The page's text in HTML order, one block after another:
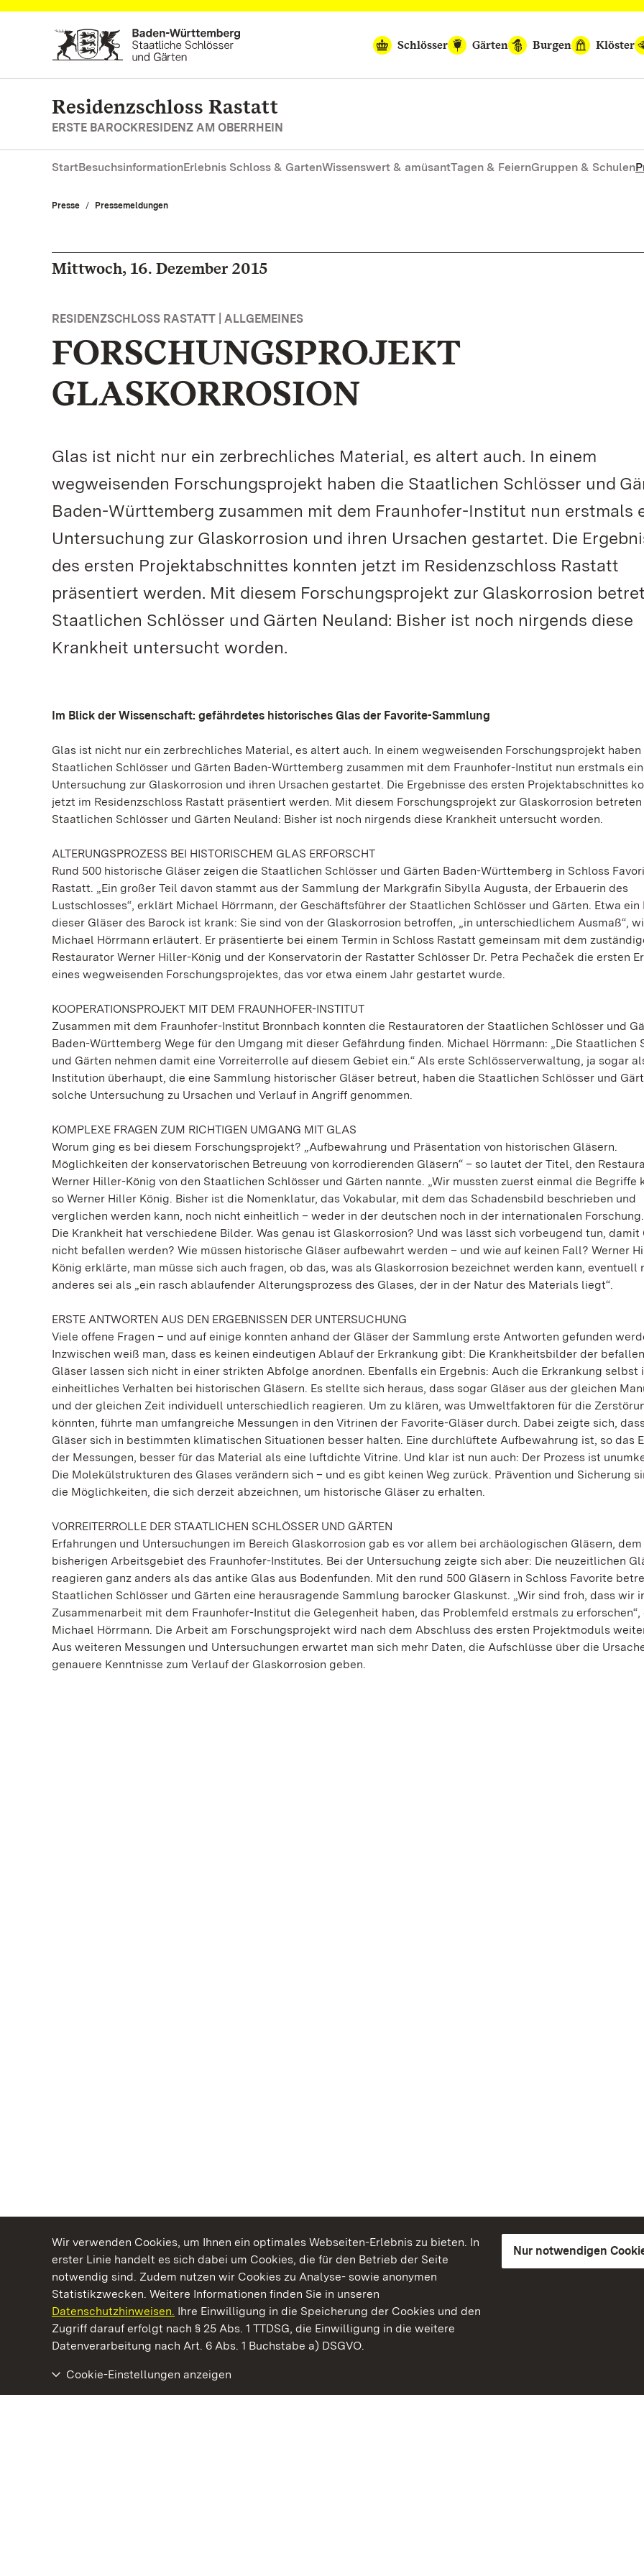
Wir verwenden Cookies, um Ihnen ein optimales Webseiten-Erlebnis zu bieten. In
erster Linie handelt es sich dabei um Cookies, die für den Betrieb der Seite
notwendig sind. Zudem nutzen wir Cookies zu Analyse- sowie anonymen
Statistikzwecken. Weitere Informationen finden Sie in unseren
Datenschutzhinweisen. Ihre Einwilligung in die Speicherung der Cookies und den
Zugriff darauf erfolgt nach § 25 Abs. 1 TTDSG, die Einwilligung in die weitere
Datenverarbeitung nach Art. 6 Abs. 1 Buchstabe a) DSGVO.
Nur notwendigen
Cookie-Einstellungen anzeigen
Zum Hauptinhalt springen
Schlösser
Gärten Burgen Klöster
Residenzschloss Rastatt
ERSTE BAROCKRESIDENZ AM OBERRHEIN
StartBesuchsinformationErlebnis Schloss & GartenWissenswert & amüsantTagen & FeiernGruppen & Schulen
Presse Pressemeldungen
Mittwoch, 16. Dezember 2015
RESIDENZSCHLOSS RASTATT | ALLGEMEINES
FORSCHUNGSPROJEKT
GLASKORROSION
Glas ist nicht nur ein zerbrechliches Material, es altert auch. In einem
wegweisenden Forschungsprojekt haben die Staatlichen Schlösser und
Baden-Württemberg zusammen mit dem Fraunhofer-Institut nun erstmals
Untersuchung zur Glaskorrosion und ihren Ursachen gestartet. Die
des ersten Projektabschnittes konnten jetzt im Residenzschloss Rastatt
präsentiert werden. Mit diesem Forschungsprojekt zur Glaskorrosion
Staatlichen Schlösser und Gärten Neuland: Bisher ist noch nirgends diese
Krankheit untersucht worden.
Im Blick der Wissenschaft: gefährdetes historisches Glas der Favorite-Sammlung
Glas ist nicht nur ein zerbrechliches Material, es altert auch. In einem wegweisenden Forschungsprojekt haben
Staatlichen Schlösser und Gärten Baden-Württemberg zusammen mit dem Fraunhofer-Institut nun erstmals
Untersuchung zur Glaskorrosion und ihren Ursachen gestartet. Die Ergebnisse des ersten Projektabschnittes
jetzt im Residenzschloss Rastatt präsentiert werden. Mit diesem Forschungsprojekt zur Glaskorrosion betreten
Staatlichen Schlösser und Gärten Neuland: Bisher ist noch nirgends diese Krankheit untersucht worden.
ALTERUNGSPROZESS BEI HISTORISCHEM GLAS ERFORSCHT
Rund 500 historische Gläser zeigen die Staatlichen Schlösser und Gärten Baden-Württemberg in Schloss
Rastatt. „Ein großer Teil davon stammt aus der Sammlung der Markgräfin Sibylla Augusta, der Erbauerin des
Lustschlosses“, erklärt Michael Hörrmann, der Geschäftsführer der Staatlichen Schlösser und Gärten. Etwa ein
dieser Gläser des Barock ist krank: Sie sind von der Glaskorrosion betroffen, „in unterschiedlichem Ausmaß“,
Michael Hörrmann erläutert. Er präsentierte bei einem Termin in Schloss Rastatt gemeinsam mit dem
Restaurator Werner Hiller-König und der Konservatorin der Rastatter Schlösser Dr. Petra Pechaček die ersten
eines wegweisenden Forschungsprojektes, das vor etwa einem Jahr gestartet wurde.
KOOPERATIONSPROJEKT MIT DEM FRAUNHOFER-INSTITUT
Zusammen mit dem Fraunhofer-Institut Bronnbach konnten die Restauratoren der Staatlichen Schlösser und
Baden-Württemberg Wege für den Umgang mit dieser Gefährdung finden. Michael Hörrmann: „Die Staatlichen
und Gärten nehmen damit eine Vorreiterrolle auf diesem Gebiet ein.“ Als erste Schlösserverwaltung, ja sogar
Institution überhaupt, die eine Sammlung historischer Gläser betreut, haben die Staatlichen Schlösser und
solche Untersuchung zu Ursachen und Verlauf in Angriff genommen.
KOMPLEXE FRAGEN ZUM RICHTIGEN UMGANG MIT GLAS
Worum ging es bei diesem Forschungsprojekt? „Aufbewahrung und Präsentation von historischen Gläsern.
Möglichkeiten der konservatorischen Betreuung von korrodierenden Gläsern“ – so lautet der Titel, den
Werner Hiller-König von den Staatlichen Schlösser und Gärten nannte. „Wir mussten zuerst einmal die Begriffe
so Werner Hiller König. Bisher ist die Nomenklatur, das Vokabular, mit dem das Schadensbild beschrieben und
verglichen werden kann, noch nicht einheitlich – weder in der deutschen noch in der internationalen Forschung.
Die Krankheit hat verschiedene Bilder. Was genau ist Glaskorrosion? Und was lässt sich vorbeugend tun, damit
nicht befallen werden? Wie müssen historische Gläser aufbewahrt werden – und wie auf keinen Fall? Werner
König erklärte, man müsse sich auch fragen, ob das, was als Glaskorrosion bezeichnet werden kann, eventuell
anderes sei als „ein rasch ablaufender Alterungsprozess des Glases, der in der Natur des Materials liegt“.
ERSTE ANTWORTEN AUS DEN ERGEBNISSEN DER UNTERSUCHUNG
Viele offene Fragen – und auf einige konnten anhand der Gläser der Sammlung erste Antworten gefunden
Inzwischen weiß man, dass es keinen eindeutigen Ablauf der Erkrankung gibt: Die Krankheitsbilder der
Gläser lassen sich nicht in einer strikten Abfolge anordnen. Ebenfalls ein Ergebnis: Auch die Erkrankung selbst
einheitliches Verhalten bei historischen Gläsern. Es stellte sich heraus, dass sogar Gläser aus der gleichen
und der gleichen Zeit individuell unterschiedlich reagieren. Um zu klären, was Umweltfaktoren für die
könnten, führte man umfangreiche Messungen in den Vitrinen der Favorite-Gläser durch. Dabei zeigte sich,
Gläser sich in bestimmten klimatischen Situationen besser halten. Eine durchlüftete Aufbewahrung ist, so das
der Messungen, besser für das Material als eine luftdichte Vitrine. Und klar ist nun auch: Der Prozess ist
Die Molekülstrukturen des Glases verändern sich – und es gibt keinen Weg zurück. Prävention und Sicherung
die Möglichkeiten, die sich derzeit abzeichnen, um historische Gläser zu erhalten.
VORREITERROLLE DER STAATLICHEN SCHLÖSSER UND GÄRTEN
Erfahrungen und Untersuchungen im Bereich Glaskorrosion gab es vor allem bei archäologischen Gläsern, dem
bisherigen Arbeitsgebiet des Fraunhofer-Institutes. Bei der Untersuchung zeigte sich aber: Die neuzeitlichen
reagieren ganz anders als das antike Glas aus Bodenfunden. Mit den rund 500 Gläsern in Schloss Favorite
Staatlichen Schlösser und Gärten eine herausragende Sammlung barocker Glaskunst. „Wir sind froh, dass wir
Zusammenarbeit mit dem Fraunhofer-Institut die Gelegenheit haben, das Problemfeld erstmals zu
Michael Hörrmann. Die Arbeit am Forschungsprojekt wird nach dem Abschluss des ersten Projektmoduls
Aus weiteren Messungen und Untersuchungen erwartet man sich mehr Daten, die Aufschlüsse über die
genauere Kenntnisse zum Verlauf der Glaskorrosion geben.
Kommen. Staunen. Genießen.